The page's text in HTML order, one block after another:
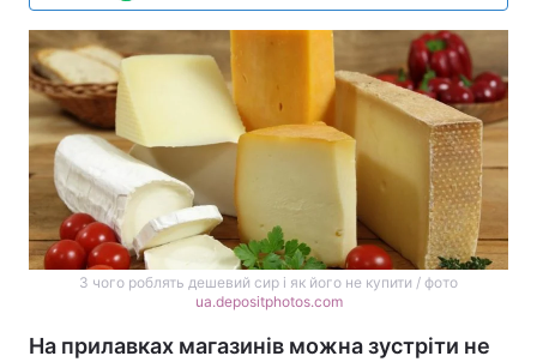
З чого роблять дешевий сир і як його не купити / фото
ua.depositphotos.com
На прилавках магазинів можна зустріти не